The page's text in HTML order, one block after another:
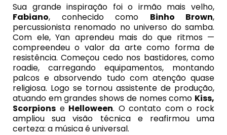
Sua grande inspiração foi o irmão mais velho,
Fabiano, conhecido como Binho Brown,
percussionista renomado no universo do samba.
Com ele, Yan aprendeu mais do que ritmos —
compreendeu o valor da arte como forma de
resistência. Começou cedo nos bastidores, como
roadie, carregando equipamentos, montando
palcos e absorvendo tudo com atenção quase
religiosa. Logo se tornou assistente de produção,
atuando em grandes shows de nomes como Kiss,
Scorpions e Helloween. O contato com o rock
ampliou sua visão técnica e reafirmou uma
certeza: a música é universal.